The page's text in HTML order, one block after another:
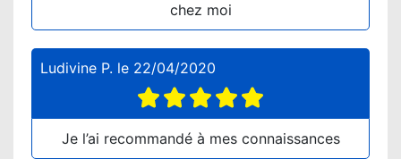
chez moi
Ludivine P. le 22/04/2020
Je l’ai recommandé à mes connaissances